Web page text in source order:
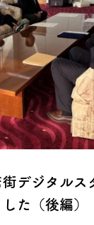
デジタルス
た（後編）